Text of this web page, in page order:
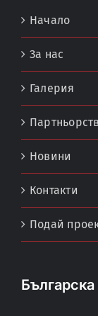
Начало
За нас
Галерия
Новини
Контакти
Подай